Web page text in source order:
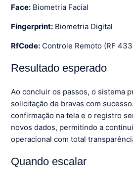
Face: Biometria Facial
Fingerprint: Biometria Digital
RfCode: Controle Remoto (RF
Resultado esperado
Ao concluir os passos, o sistema
solicitação de bravas com
confirmação na tela e o registro
novos dados, permitindo a
operacional com total
Quando escalar